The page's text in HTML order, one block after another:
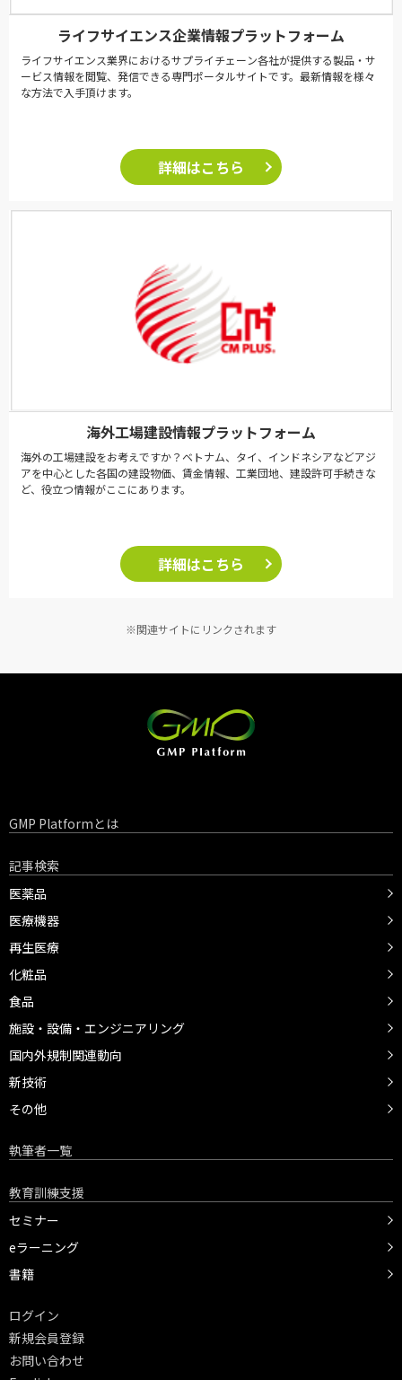
ライフサイエンス企業情報プラットフォーム
ライフサイエンス業界におけるサプライチェーン各社が提供する製品・サ
ービス情報を閲覧、発信できる専門ポータルサイトです。最新情報を様々
な方法で入手頂けます。
詳細はこちら
海外工場建設情報プラットフォーム
海外の工場建設をお考えですか？ベトナム、タイ、インドネシアなどアジ
アを中心とした各国の建設物価、賃金情報、工業団地、建設許可手続きな
ど、役立つ情報がここにあります。
詳細はこちら
※関連サイトにリンクされます
GMP Platformとは
記事検索
医薬品
医療機器
再生医療
化粧品
食品
施設・設備・エンジニアリング
国内外規制関連動向
新技術
その他
執筆者一覧
教育訓練支援
セミナー
eラーニング
書籍
ログイン
新規会員登録
お問い合わせ